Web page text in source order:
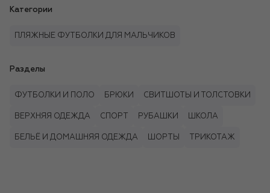
Категории
ПЛЯЖНЫЕ ФУТБОЛКИ ДЛЯ МАЛЬЧИКОВ
Разделы
ФУТБОЛКИ И ПОЛО БРЮКИ СВИТШОТЫ И ТОЛСТОВКИ
ВЕРХНЯЯ ОДЕЖДА СПОРТ РУБАШКИ ШКОЛА
БЕЛЬЁ И ДОМАШНЯЯ ОДЕЖДА ШОРТЫ ТРИКОТАЖ